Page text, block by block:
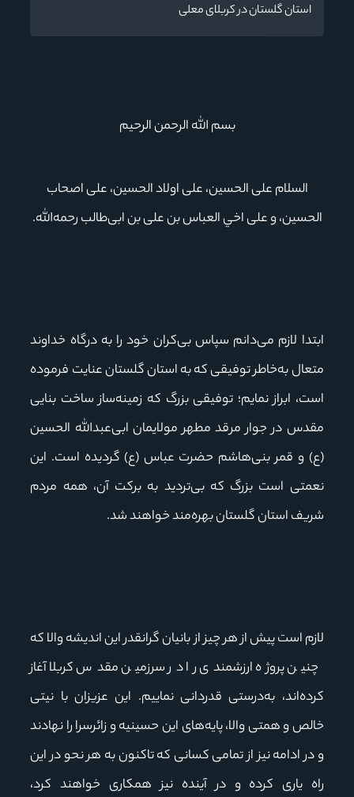
استان گلستان در کربلای معلی
بسم الله الرحمن الرحیم
السلام علی الحسین، علی اولاد الحسین، علی اصحاب
الحسین، و علی اخي العباس بن علی بن ابی‌طالب رحمه‌الله.
ابتدا لازم می‌دانم سپاس بی‌کران خود را به درگاه خداوند
متعال به‌خاطر توفیقی که به استان گلستان عنایت فرموده
است، ابراز نمایم؛ توفیقی بزرگ که زمینه‌ساز ساخت بنایی
مقدس در جوار مرقد مطهر مولایمان ابی‌عبدالله الحسین
(ع) و قمر بنی‌هاشم حضرت عباس (ع) گردیده است. این
نعمتی است بزرگ که بی‌تردید به برکت آن، همه مردم
شریف استان گلستان بهره‌مند خواهند شد.
لازم است پیش از هر چیز از بانیان گرانقدر این اندیشه والا که
چنین پروژه ارزشمندی را در سرزمین مقدس کربلا آغاز
کرده‌اند، به‌درستی قدردانی نماییم. این عزیزان با نیتی
خالص و همتی والا، پایه‌های این حسینیه و زائرسرا را نهادند
و در ادامه نیز از تمامی کسانی که تاکنون به هر نحو در این
راه یاری کرده و در آینده نیز همکاری خواهند کرد،